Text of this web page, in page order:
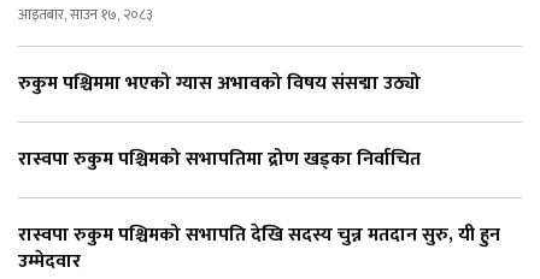
आइतबार, साउन १७, २०८३
रुकुम पश्चिममा भएको ग्यास अभावको विषय संसद्मा उठ्यो
रास्वपा रुकुम पश्चिमको सभापतिमा द्रोण खड्का निर्वाचित
रास्वपा रुकुम पश्चिमको सभापति देखि सदस्य चुन्न मतदान सुरु, यी हुन
उम्मेदवार